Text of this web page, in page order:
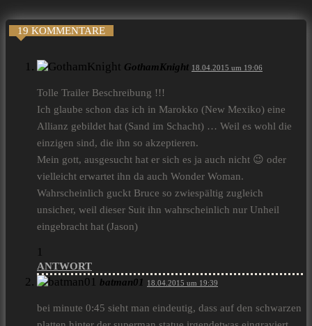
19 KOMMENTARE
GothamKnight 18.04.2015 um 19:06
Tolle Trailer Beschreibung !!!
Ich glaube schon das ich in Marokko (New Mexiko) eine
Allianz gebildet hat (Sand im Schacht) … Weil es wohl die
einzigen sind, die ihn so akzeptieren.
Mein gott, ausgesucht hat er sich es ja auch nicht 😉 oder
vielleicht erwartet ihn da auch Wonder Woman.
Wahrscheinlich guckt Bruce so zwiespältig zugleich
unsicher, weil dieser Suit ihn wahrscheinlich nur Unheil
eingebracht hat (Jason)
1
ANTWORT
batman01 18.04.2015 um 19:39
bei minute 0:45 sieht man eindeutig, dass auf den schwarzen